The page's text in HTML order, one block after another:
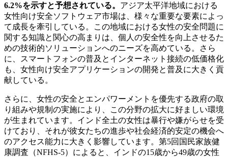
6.2%を示すと予想されている。 アジア太平洋地域における
女性向け安全ソフトウェア市場は、様々な重要な要素によっ
て成長を牽引している。この地域における女性の安全問題に
関する知識と関心の高まりは、個人の安全性を向上させるた
めの技術的ソリューションへのニーズを高めている。さら
に、スマートフォンの普及とインターネット接続の低価格化
も、女性向け安全アプリケーションの開発と普及に大きく貢
献している。
さらに、女性の安全とエンパワーメントを優先する政府の取
り組みや規制の実施により、この分野の拡大に好ましい環境
が生まれています。インド全土の女性は暴行や嫌がらせを受
けており、それが彼女たちの進歩や社会経済的安定の機会へ
のアクセス能力に大きく影響しています。第5回国民家族健
康調査（NFHS-5）によると、インドの15歳から49歳の女性